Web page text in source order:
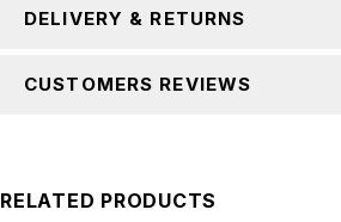
DELIVERY & RETURNS
CUSTOMERS REVIEWS
RELATED PRODUCTS